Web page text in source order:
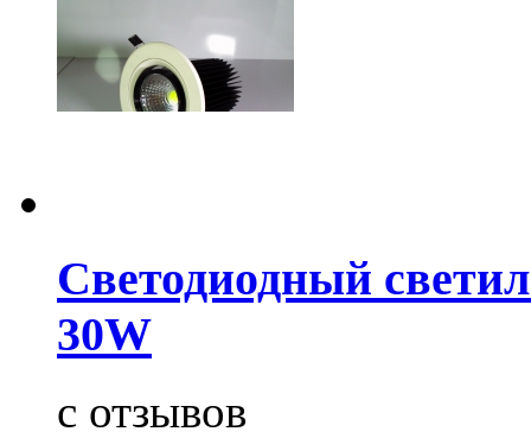
Светодиодный
30W
c отзывов